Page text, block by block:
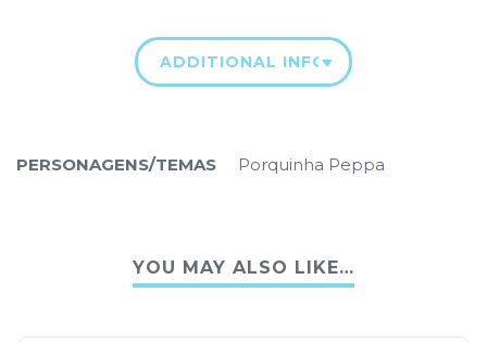
ADDITIONAL INFORMATION
PERSONAGENS/TEMAS Porquinha Peppa
YOU MAY ALSO LIKE…